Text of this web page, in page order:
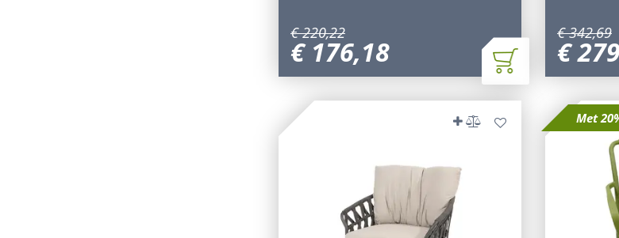
€ 220,22
€ 176,18
€ 342,69
€279
Met